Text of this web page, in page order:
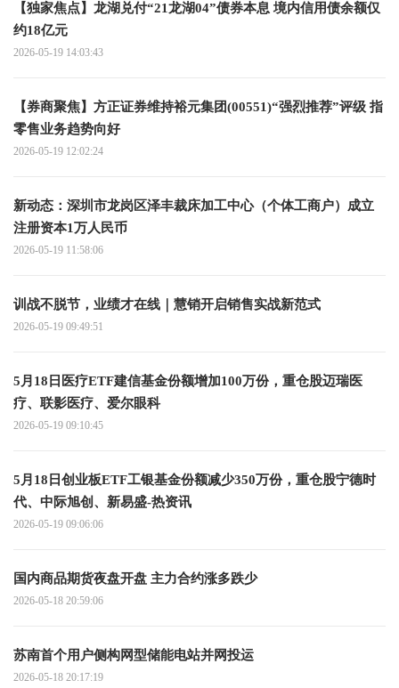
【独家焦点】龙湖兑付“21龙湖04”债券本息 境内信用债余额仅
约18亿元
2026-05-19 14:03:43
【券商聚焦】方正证券维持裕元集团(00551)“强烈推荐”评级 指
零售业务趋势向好
2026-05-19 12:02:24
新动态：深圳市龙岗区泽丰裁床加工中心（个体工商户）成立
注册资本1万人民币
2026-05-19 11:58:06
训战不脱节，业绩才在线｜慧销开启销售实战新范式
2026-05-19 09:49:51
5月18日医疗ETF建信基金份额增加100万份，重仓股迈瑞医
疗、联影医疗、爱尔眼科
2026-05-19 09:10:45
5月18日创业板ETF工银基金份额减少350万份，重仓股宁德时
代、中际旭创、新易盛-热资讯
2026-05-19 09:06:06
国内商品期货夜盘开盘 主力合约涨多跌少
2026-05-18 20:59:06
苏南首个用户侧构网型储能电站并网投运
2026-05-18 20:17:19